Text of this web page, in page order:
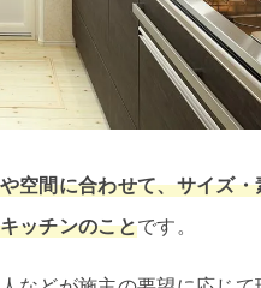
空間に合わせて、サイズ
ッチンのことです。